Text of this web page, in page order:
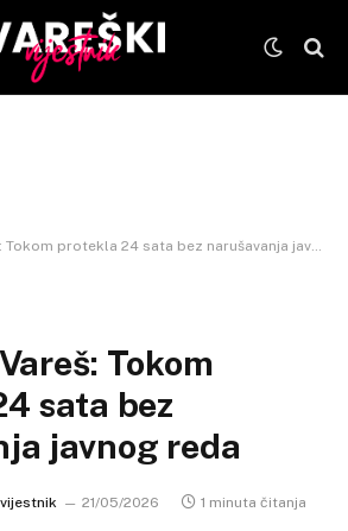
protekla 24 sata bez narušavanja javnog reda
Tokom
sata bez
javnog reda
21/05/2026 1 minuta čitanja